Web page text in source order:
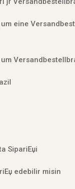
eine
SipariЕџi
edebilir misin